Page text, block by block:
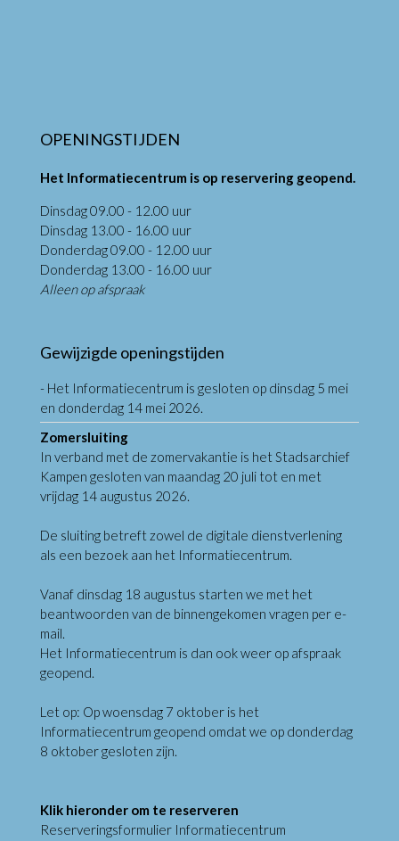
OPENINGSTIJDEN
Het Informatiecentrum is op reservering geopend.
Dinsdag 09.00 - 12.00 uur
Dinsdag 13.00 - 16.00 uur
Donderdag 09.00 - 12.00 uur
Donderdag 13.00 - 16.00 uur
Alleen op afspraak
Gewijzigde openingstijden
- Het Informatiecentrum is gesloten op dinsdag 5 mei
en donderdag 14 mei 2026.
Zomersluiting
In verband met de zomervakantie is het Stadsarchief
Kampen gesloten van maandag 20 juli tot en met
vrijdag 14 augustus 2026.
De sluiting betreft zowel de digitale dienstverlening
als een bezoek aan het Informatiecentrum.
Vanaf dinsdag 18 augustus starten we met het
beantwoorden van de binnengekomen vragen per e-
mail.
Het Informatiecentrum is dan ook weer op afspraak
geopend.
Let op: Op woensdag 7 oktober is het
Informatiecentrum geopend omdat we op donderdag
8 oktober gesloten zijn.
Klik hieronder om te reserveren
Reserveringsformulier Informatiecentrum